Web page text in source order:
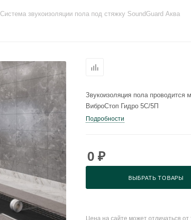
Система звукоизоляции пола под стяжку SoundGuard Аква
Звукоизоляция пола проводится
ВиброСтоп Гидро 5С/5П
Подробности
0 ₽
ВЫБРАТЬ ТОВАРЫ
Цена на сайте может отличаться